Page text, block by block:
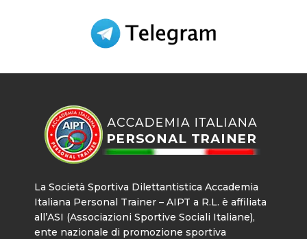
La Società Sportiva Dilettantistica Accademia
Italiana Personal Trainer – AIPT a R.L. è affiliata
all’ASI (Associazioni Sportive Sociali Italiane),
ente nazionale di promozione sportiva